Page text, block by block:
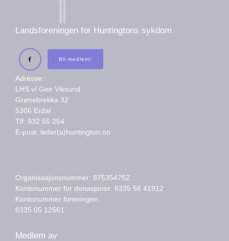
Landsforeningen for Huntingtons sykdom
Bli medlem!
Adresse:
LHS v/ Geir Viksund
Grønebrekka 32
5306 Erdal
Tlf: 932 55 254
E-post: leder(a)huntington.no
Organisasjonsnummer: 875354752
Kontonummer for donasjoner: 6335 56 41912
Kontonummer foreningen:
6335 05 12561
Medlem av